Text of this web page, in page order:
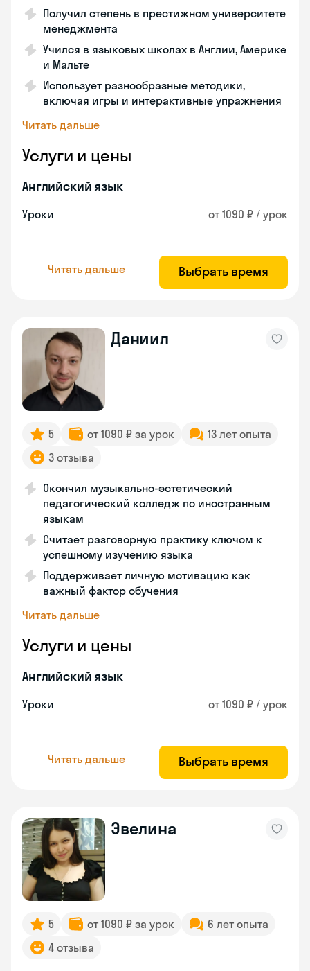
Получил степень в престижном университете
менеджмента
Учился в языковых школах в Англии, Америке
и Мальте
Использует разнообразные методики,
включая игры и интерактивные упражнения
Читать дальше
Услуги и цены
Английский язык
Уроки от 1090 ₽ / урок
Читать дальше Выбрать время
Даниил
5 от 1090 ₽ за урок
13 лет опыта
3 отзыва
Окончил музыкально-эстетический
педагогический колледж по иностранным
языкам
Считает разговорную практику ключом к
успешному изучению языка
Поддерживает личную мотивацию как
важный фактор обучения
Читать дальше
Услуги и цены
Английский язык
Уроки от 1090 ₽ / урок
Читать дальше Выбрать время
Эвелина
5 от 1090 ₽ за урок
6 лет опыта
4 отзыва